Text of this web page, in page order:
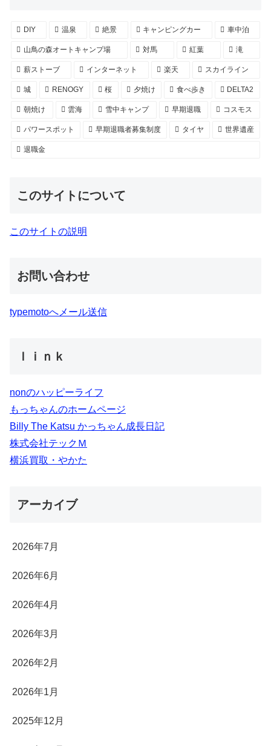
DIY 温泉 絶景 キャンピングカー 車中泊
山鳥の森オートキャンプ場 対馬 紅葉 滝
薪ストーブ インターネット 楽天 スカイライン
城 RENOGY 桜 夕焼け 食べ歩き DELTA2
朝焼け 雲海 雪中キャンプ 早期退職 コスモス
パワースポット 早期退職者募集制度 タイヤ 世界遺産
退職金
このサイトについて
このサイトの説明
お問い合わせ
typemotoへメール送信
ｌｉｎｋ
nonのハッピーライフ
もっちゃんのホームページ
Billy The Katsu かっちゃん成長日記
株式会社テックＭ
横浜買取・やかた
アーカイブ
2026年7月
2026年6月
2026年4月
2026年3月
2026年2月
2026年1月
2025年12月